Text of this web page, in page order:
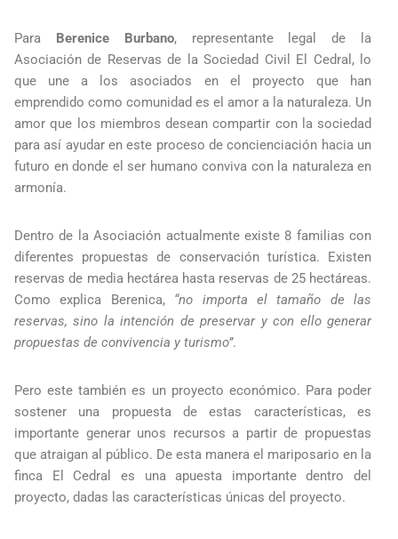
Para Berenice Burbano, representante legal de la
Asociación de Reservas de la Sociedad Civil El Cedral, lo
que une a los asociados en el proyecto que han
emprendido como comunidad es el amor a la naturaleza. Un
amor que los miembros desean compartir con la sociedad
para así ayudar en este proceso de concienciación hacia un
futuro en donde el ser humano conviva con la naturaleza en
armonía.
Dentro de la Asociación actualmente existe 8 familias con
diferentes propuestas de conservación turística. Existen
reservas de media hectárea hasta reservas de 25 hectáreas.
Como explica Berenica, “no importa el tamaño de las
reservas, sino la intención de preservar y con ello generar
propuestas de convivencia y turismo”.
Pero este también es un proyecto económico. Para poder
sostener una propuesta de estas características, es
importante generar unos recursos a partir de propuestas
que atraigan al público. De esta manera el mariposario en la
finca El Cedral es una apuesta importante dentro del
proyecto, dadas las características únicas del proyecto.